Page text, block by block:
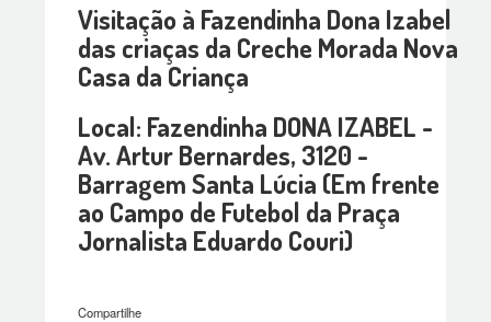
Visitação à Fazendinha Dona Izabel
das criaças da Creche Morada Nova
Casa da Criança
Local: Fazendinha DONA IZABEL -
Av. Artur Bernardes, 3120 -
Barragem Santa Lúcia (Em frente
ao Campo de Futebol da Praça
Jornalista Eduardo Couri)
Compartilhe